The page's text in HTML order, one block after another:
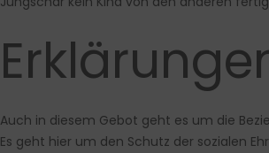
Auch in diesem Gebot geht es um die
Es geht hier um den Schutz der sozialen